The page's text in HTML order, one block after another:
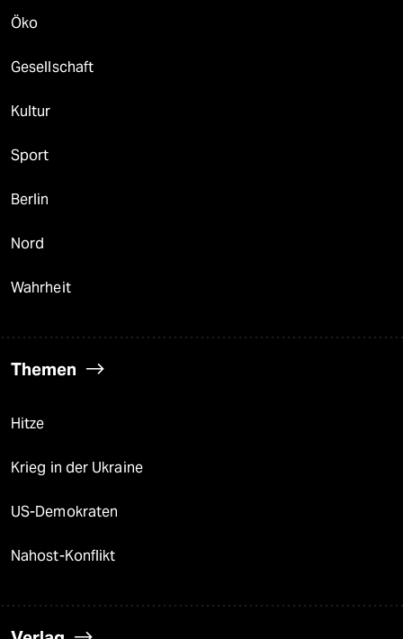
Öko
Gesellschaft
Kultur
Sport
Berlin
Nord
Wahrheit
Themen
Hitze
Krieg in der Ukraine
US-Demokraten
Nahost-Konflikt